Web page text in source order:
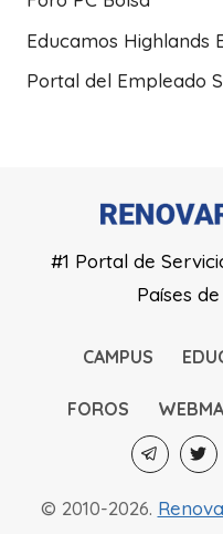
Educamos Highlands
Portal del Empleado
#1 Portal de
Países
CAMPUS
FOROS
© 2010-2026.